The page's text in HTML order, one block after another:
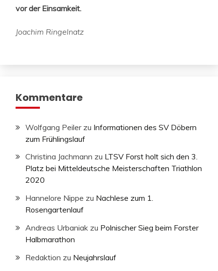
vor der Einsamkeit.
Joachim Ringelnatz
Kommentare
Wolfgang Peilerzu Informationen des SV Döbern
zum Frühlingslauf
Christina Jachmann zu LTSV Forst holt sich den 3.
Platz bei Mitteldeutsche Meisterschaften Triathlon
2020
Hannelore Nippe zu Nachlese zum 1.
Rosengartenlauf
Andreas Urbaniak zu Polnischer Sieg beim Forster
Halbmarathon
Redaktion zu Neujahrslauf